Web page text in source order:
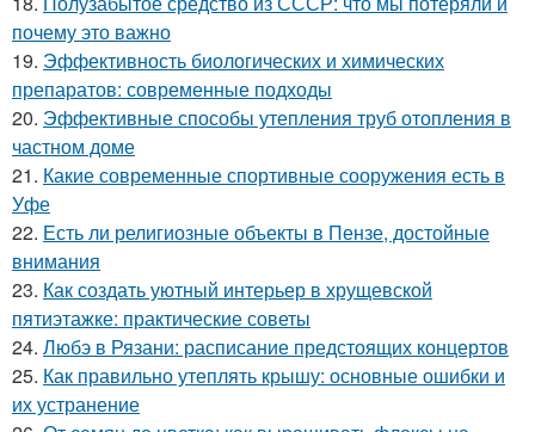
почему это важно
19. Эффективность биологических и химических
препаратов: современные подходы
20. Эффективные способы утепления труб отопления в
частном доме
21. Какие современные спортивные сооружения есть в
Уфе
22. Есть ли религиозные объекты в Пензе, достойные
внимания
23. Как создать уютный интерьер в хрущевской
пятиэтажке: практические советы
24. Любэ в Рязани: расписание предстоящих концертов
25. Как правильно утеплять крышу: основные ошибки и
их устранение